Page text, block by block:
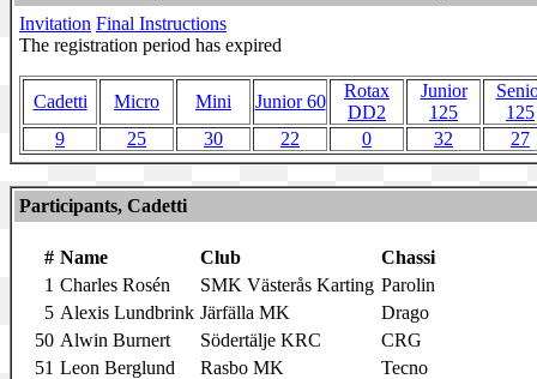
Invitation Final Instructions
The registration period has expired
Cadetti Micro Mini Junior 60
Rotax
DD2
Junior
125
125
9
25 30 22 0 32 27
Participants, Cadetti
# Name Club
Chassi
1 Charles Rosén SMK Västerås Karting Parolin
5 Alexis Lundbrink Järfälla MK
Drago
50 Alwin Burnert Södertälje KRC
CRG
51 Leon Berglund Rasbo MK
Tecno